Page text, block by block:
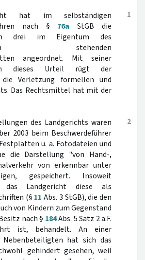
1
hat im selbständigen
nach § 76a StGB die
drei im Eigentum des
stehenden
angeordnet. Mit seiner
dieses Urteil rügt der
die Verletzung formellen und
Das Rechtsmittel hat mit der
2
des Landgerichts waren
2003 beim Beschwerdeführer
u. a. Fotodateien und
die Darstellung "von Hand-,
von erkennbar unter
gespeichert. Insoweit
Landgericht diese als
(§ 11 Abs. 3 StGB), die den
von Kindern zum Gegenstand
nach § 184Abs. 5 Satz 2 a.F.
ist, behandelt. An einer
Nebenbeteiligten hat sich das
gehindert gesehen, weil